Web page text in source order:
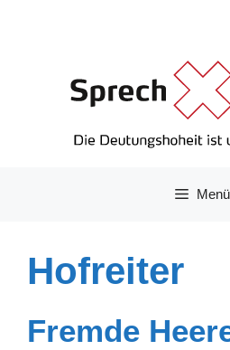
Menü
Hofreiter
Fremde